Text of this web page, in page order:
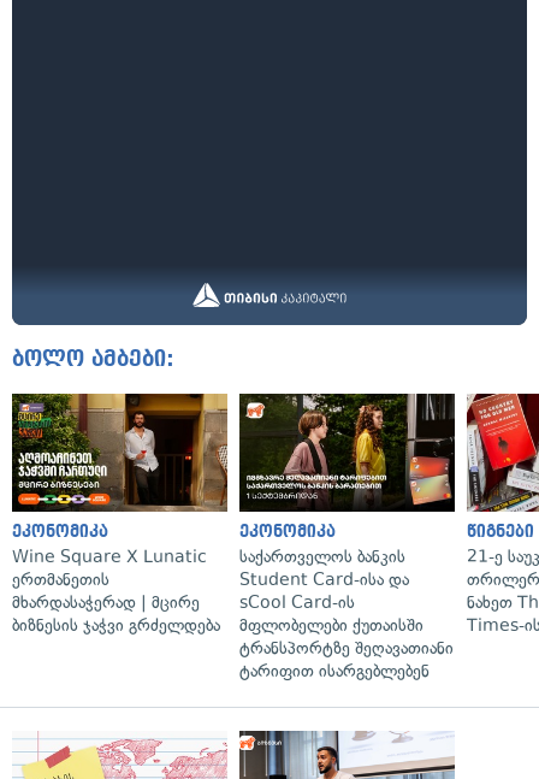
ბოლო ამბები:
ეკონომიკა
Wine Square X Lunatic
ერთმანეთის
მხარდასაჭერად | მცირე
ბიზნესის ჯაჭვი გრძელდება
ეკონომიკა
საქართველოს ბანკის
Student Card-ისა და
sCool Card-ის
მფლობელები ქუთაისში
ტრანსპორტზე შეღავათიანი
ტარიფით ისარგებლებენ
წიგნები
21-ე
ნახეთ
Times-